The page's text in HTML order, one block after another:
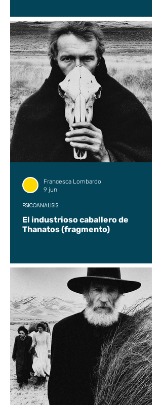
El industrioso caballero de
Thanatos (fragmento)
PSICOANÁLISIS
Francesca Lombardo
9 jun